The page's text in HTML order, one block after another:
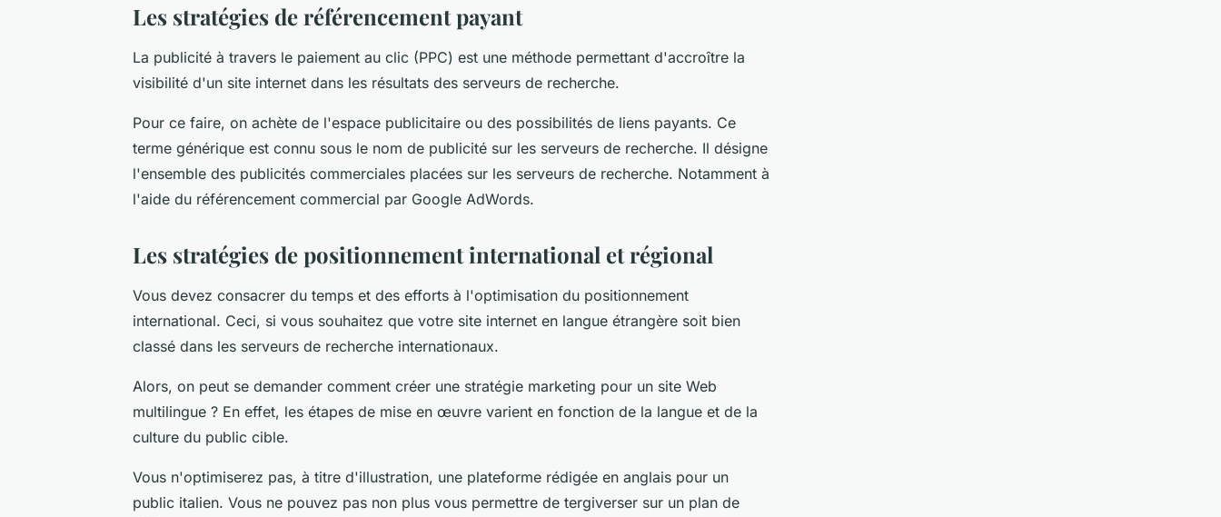
Les stratégies de référencement payant
La publicité à travers le paiement au clic (PPC) est une méthode permettant d'accroître la
visibilité d'un site internet dans les résultats des serveurs de recherche.
Pour ce faire, on achète de l'espace publicitaire ou des possibilités de liens payants. Ce
terme générique est connu sous le nom de publicité sur les serveurs de recherche. Il désigne
l'ensemble des publicités commerciales placées sur les serveurs de recherche. Notamment à
l'aide du référencement commercial par Google AdWords.
Les stratégies de positionnement international et régional
Vous devez consacrer du temps et des efforts à l'optimisation du positionnement
international. Ceci, si vous souhaitez que votre site internet en langue étrangère soit bien
classé dans les serveurs de recherche internationaux.
Alors, on peut se demander comment créer une stratégie marketing pour un site Web
multilingue ? En effet, les étapes de mise en œuvre varient en fonction de la langue et de la
culture du public cible.
Vous n'optimiserez pas, à titre d'illustration, une plateforme rédigée en anglais pour un
public italien. Vous ne pouvez pas non plus vous permettre de tergiverser sur un plan de